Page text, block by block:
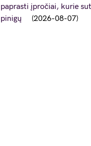
paprasti įpročiai, kurie
pinigų
2026-08-07